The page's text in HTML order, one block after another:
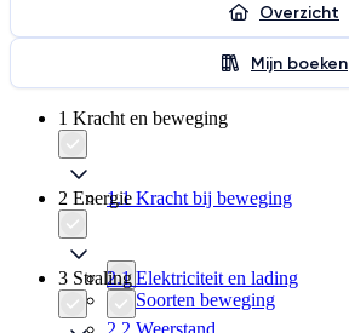
Overzicht
Mijn boeken
1 Kracht en beweging
1.1 Kracht bij beweging
1.2 Soorten beweging
2 Energie
2.1 Elektriciteit en lading
3 Straling